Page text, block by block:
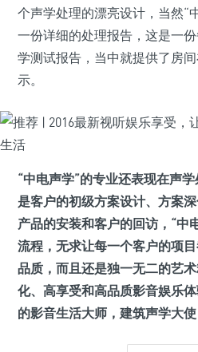
个声学处理的漂亮设计，当然“
一份详细的处理报告，这是一
学测试报告，当中就提供了房
示。
“中电声学”的专业还表现在声
是客户的初级方案设计、方案深
产品的安装和客户的回访，“中
流程，无求让每一个客户的项
品质，而且还是独一无二的艺
化、高享受和高品质影音娱乐
的影音生活大师，建筑声学大使